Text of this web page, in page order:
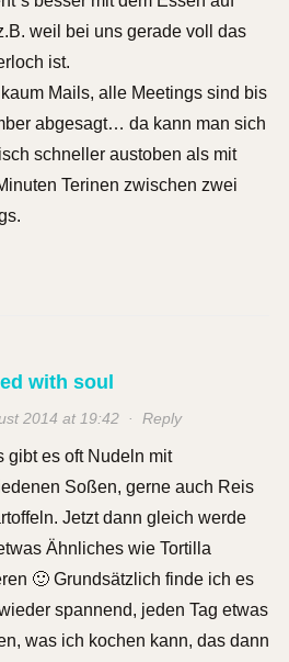
weil bei uns gerade voll das
ist.
Mails, alle Meetings sind bis
abgesagt… da kann man sich
schneller austoben als mit
Terinen zwischen zwei
with soul
2014 at 19:42· Reply
gibt es oft Nudeln mit
Soßen, gerne auch Reis
Jetzt dann gleich werde
Ähnliches wie Tortilla
🙂 Grundsätzlich finde ich es
spannend, jeden Tag etwas
was ich kochen kann, das dann